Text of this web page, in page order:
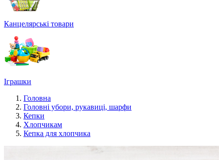
Канцелярські товари
Іграшки
Головна
Головні убори, рукавиці, шарфи
Кепки
Хлопчикам
Кепка для хлопчика